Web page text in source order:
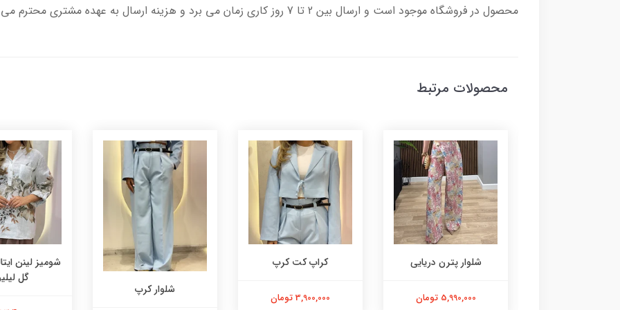
محصول در فروشگاه موجود است و ارسال بین 2 تا 7 روز کاری زمان می برد و هزینه ارسال به عهده مشتری محترم می باشد.
محصولات مرتبط
شلوار پترن دریایی
5,990,000 تومان
کراپ کت کرپ
3,900,000 تومان
شلوار کرپ
شومیز لینن
گل